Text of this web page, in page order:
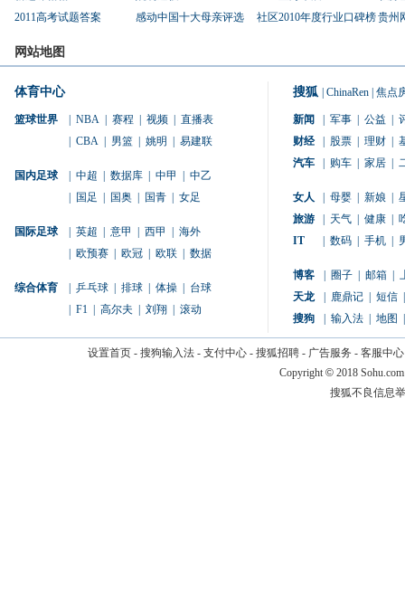
2011高考试题答案
感动中国十大母亲评选 社区2010年度行业口碑榜贵州
网站地图
体育中心
篮球世界 NBA 赛程 视频
直播表
CBA 男篮 姚明 易建联
国内足球 中超 数据库 中甲
中乙
国足 国奥 国青 女足
国际足球 英超 意甲 西甲
海外
欧预赛 欧冠 欧联 数据
综合体育 乒乓球 排球 体操
台球
F1 高尔夫 刘翔 滚动
搜狐 ChinaRen 焦点
新闻 军事 公益
财经
股票 理财
汽车
购车 家居
女人 母婴 新娘
旅游
天气 健康
IT
数码 手机
博客 圈子 邮箱
天龙
鹿鼎记 短信
搜狗
输入法 地图
设置首页- 搜狗输入法- 支付中心- 搜狐招聘- 广告服务 - 客服中心
Copyright © 2018
搜狐不良信息